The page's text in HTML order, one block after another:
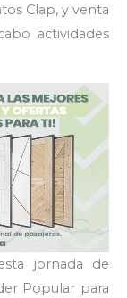
Clap, y venta
actividades
jornada de
Popular para